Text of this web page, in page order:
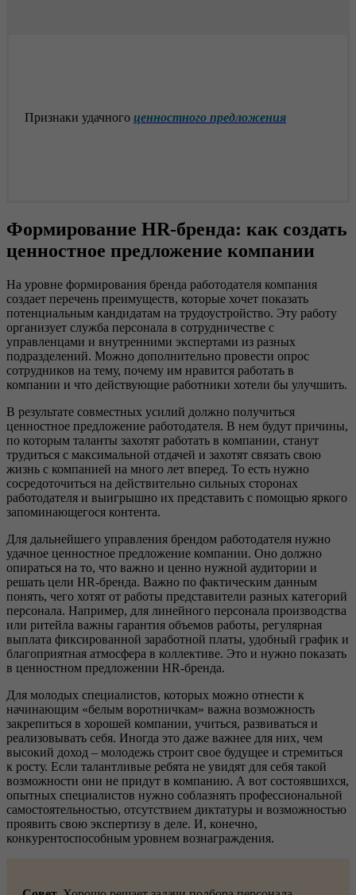
Признаки удачного ценностного предложения
Формирование HR-бренда: как создать
ценностное предложение компании
На уровне формирования бренда работодателя компания
создает перечень преимуществ, которые хочет показать
потенциальным кандидатам на трудоустройство. Эту работу
организует служба персонала в сотрудничестве с
управленцами и внутренними экспертами из разных
подразделений. Можно дополнительно провести опрос
сотрудников на тему, почему им нравится работать в
компании и что действующие работники хотели бы улучшить.
В результате совместных усилий должно получиться
ценностное предложение работодателя. В нем будут причины,
по которым таланты захотят работать в компании, станут
трудиться с максимальной отдачей и захотят связать свою
жизнь с компанией на много лет вперед. То есть нужно
сосредоточиться на действительно сильных сторонах
работодателя и выигрышно их представить с помощью яркого
запоминающегося контента.
Для дальнейшего управления брендом работодателя нужно
удачное ценностное предложение компании. Оно должно
опираться на то, что важно и ценно нужной аудитории и
решать цели HR-бренда. Важно по фактическим данным
понять, чего хотят от работы представители разных категорий
персонала. Например, для линейного персонала производства
или ритейла важны гарантия объемов работы, регулярная
выплата фиксированной заработной платы, удобный график и
благоприятная атмосфера в коллективе. Это и нужно показать
в ценностном предложении HR-бренда.
Для молодых специалистов, которых можно отнести к
начинающим «белым воротничкам» важна возможность
закрепиться в хорошей компании, учиться, развиваться и
реализовывать себя. Иногда это даже важнее для них, чем
высокий доход – молодежь строит свое будущее и стремиться
к росту. Если талантливые ребята не увидят для себя такой
возможности они не придут в компанию. А вот состоявшихся,
опытных специалистов нужно соблазнять профессиональной
самостоятельностью, отсутствием диктатуры и возможностью
проявить свою экспертизу в деле. И, конечно,
конкурентоспособным уровнем вознаграждения.